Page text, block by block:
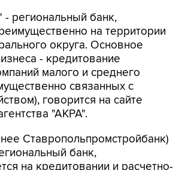
- региональный банк,
на территории
округа. Основное
- кредитование
малого и среднего
связанных с
говорится на сайте
"АКРА".
Ставропольпромстройбанк)
банк,
на кредитовании и расчетно-